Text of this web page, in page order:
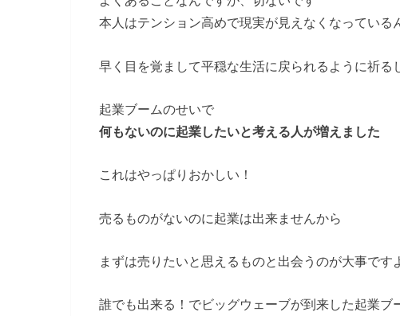
本人はテンション高めで現実が見えなくなっている
早く目を覚まして平穏な生活に戻られるように祈る
起業ブームのせいで
何もないのに起業したいと考える人が増えました
これはやっぱりおかしい！
売るものがないのに起業は出来ませんから
まずは売りたいと思えるものと出会うのが大事です
誰でも出来る！でビッグウェーブが到来した起業ブ